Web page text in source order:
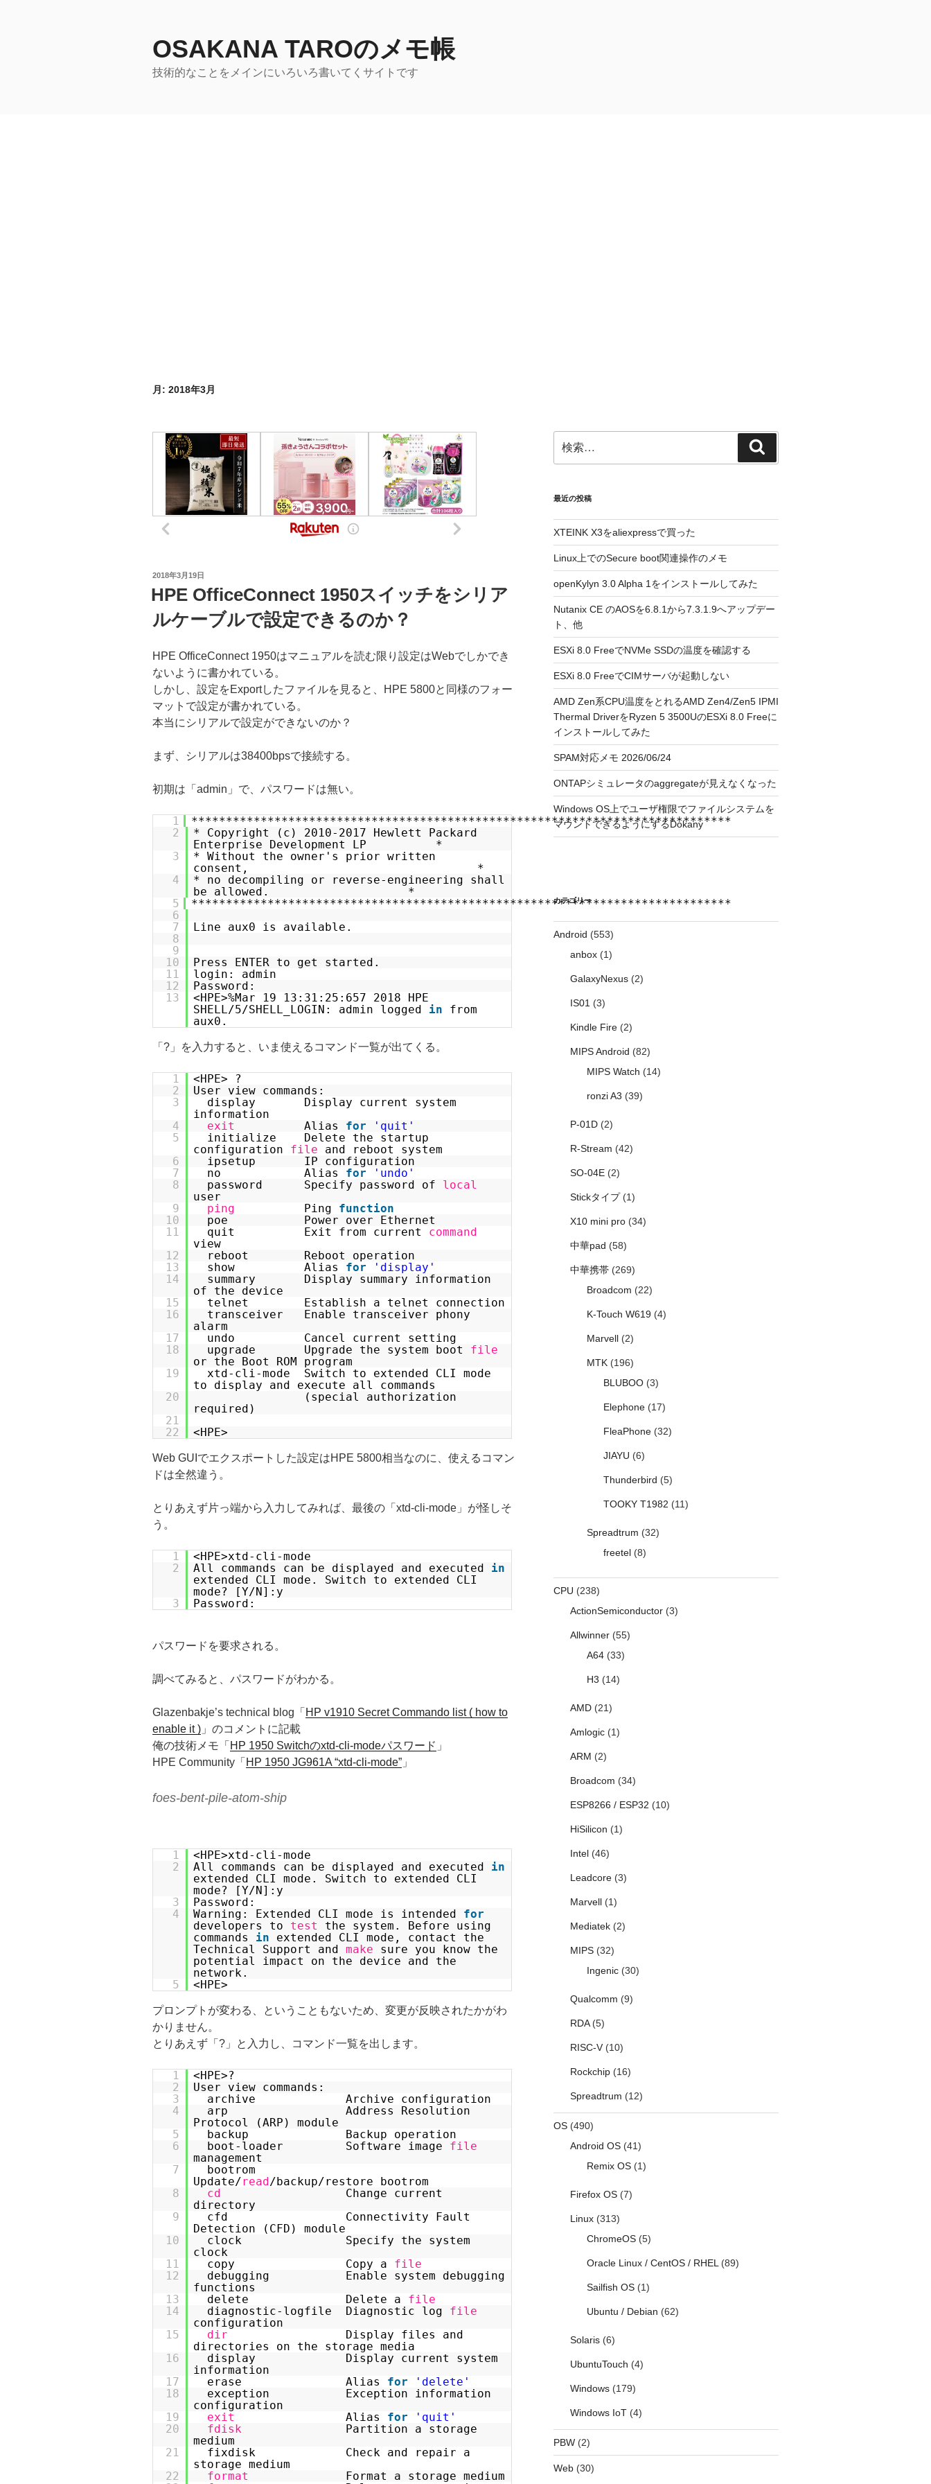
OSAKANA TAROのメモ帳
技術的なことをメインにいろいろ書いてくサイトです
月: 2018年3月
投
日:
2018年3月19日
HPE OfficeConnect 1950スイッチをシリア
ルケーブルで設定できるのか？
HPE OfficeConnect 1950はマニュアルを読む限り設定はWebでしかでき
ないように書かれている。
しかし、設定をExportしたファイルを見ると、HPE 5800と同様のフォー
マットで設定が書かれている。
本当にシリアルで設定ができないのか？
まず、シリアルは38400bpsで接続する。
初期は「admin」で、パスワードは無い。
1
******************************************************************************
2
* Copyright (c) 2010-2017 Hewlett Packard
Enterprise Development LP *
3
* Without the owner's prior written
consent, *
4
* no decompiling or reverse-engineering shall
be allowed. *
5
******************************************************************************
6
7
Line aux0 is available.
8
9
10
Press ENTER to get started.
11
login: admin
12
Password:
13
<HPE>%Mar 19 13:31:25:657 2018 HPE
SHELL/5/SHELL_LOGIN: admin logged in
from
aux0.
「?」を入力すると、いま使えるコマンド一覧が出てくる。
1
<HPE> ?
2
User view commands:
3
display Display current system
information
4
exit Alias for
'quit'
5
initialize Delete the startup
configuration file
and reboot system
6
ipsetup IP configuration
7
no Alias for
'undo'
8
password Specify password of local
user
9
ping Ping function
10
poe Power over Ethernet
11
quit Exit from current command
view
12
reboot Reboot operation
13
show Alias for
'display'
14
summary Display summary information
of the device
15
telnet Establish a telnet connection
16
transceiver Enable transceiver phony
alarm
17
undo Cancel current setting
18
upgrade Upgrade the system boot file
or the Boot ROM program
19
xtd-cli-mode Switch to extended CLI mode
to display and execute all commands
20
(special authorization
required)
21
22
<HPE>
Web GUIでエクスポートした設定はHPE 5800相当なのに、使えるコマン
ドは全然違う。
とりあえず片っ端から入力してみれば、最後の「xtd-cli-mode」が怪しそ
う。
1
<HPE>xtd-cli-mode
2
All commands can be displayed and executed in
extended CLI mode. Switch to extended CLI
mode? [Y/N]:y
3
Password:
パスワードを要求される。
調べてみると、パスワードがわかる。
Glazenbakje’s technical blog「 HP v1910 Secret Commando list ( how to
enable it ) 」のコメントに記載
俺の技術メモ「 HP 1950 Switchのxtd-cli-modeパスワード 」
HPE Community「 HP 1950 JG961A “xtd-cli-mode” 」
foes-bent-pile-atom-ship
1
<HPE>xtd-cli-mode
2
All commands can be displayed and executed in
extended CLI mode. Switch to extended CLI
mode? [Y/N]:y
3
Password:
4
Warning: Extended CLI mode is intended for
developers to test
the system. Before using
commands in
extended CLI mode, contact the
Technical Support and make
sure you know the
potential impact on the device and the
network.
5
<HPE>
プロンプトが変わる、ということもないため、変更が反映されたかがわ
かりません。
とりあえず「?」と入力し、コマンド一覧を出します。
1
<HPE>?
2
User view commands:
3
archive Archive configuration
4
arp Address Resolution
Protocol (ARP) module
5
backup Backup operation
6
boot-loader Software image file
management
7
bootrom
Update/read /backup/restore bootrom
8
cd
Change current
directory
9
cfd Connectivity Fault
Detection (CFD) module
10
clock Specify the system
clock
11
copy Copy a file
12
debugging Enable system debugging
functions
13
delete Delete a file
14
diagnostic-logfile Diagnostic log file
configuration
15
dir
Display files and
directories on the storage media
16
display Display current system
information
17
erase Alias for
'delete'
18
exception Exception information
configuration
19
exit Alias for
'quit'
20
fdisk
Partition a storage
medium
21
fixdisk Check and repair a
storage medium
22
format
Format a storage medium
索:
索
最近の投稿
XTEINK X3をaliexpressで買った
Linux上でのSecure boot関連操作のメモ
openKylyn 3.0 Alpha 1をインストールしてみた
Nutanix CE のAOSを6.8.1から7.3.1.9へアップデー
ト、他
ESXi 8.0 FreeでNVMe SSDの温度を確認する
ESXi 8.0 FreeでCIMサーバが起動しない
AMD Zen系CPU温度をとれるAMD Zen4/Zen5 IPMI
Thermal DriverをRyzen 5 3500UのESXi 8.0 Freeに
インストールしてみた
SPAM対応メモ 2026/06/24
ONTAPシミュレータのaggregateが見えなくなった
Windows OS上でユーザ権限でファイルシステムを
マウントできるようにするDokany
カテゴリー
Android (553)
anbox(1)
GalaxyNexus(2)
IS01 (3)
Kindle Fire(2)
MIPS Android (82)
MIPS Watch (14)
ronzi A3 (39)
P-01D(2)
R-Stream (42)
SO-04E(2)
Stickタイプ(1)
X10 mini pro(34)
中華pad (58)
中華携帯(269)
Broadcom (22)
K-Touch W619(4)
Marvell(2)
MTK(196)
BLUBOO(3)
Elephone(17)
FleaPhone(32)
JIAYU (6)
Thunderbird (5)
TOOKY T1982 (11)
Spreadtrum (32)
freetel(8)
CPU (238)
ActionSemiconductor(3)
Allwinner(55)
A64(33)
H3 (14)
AMD(21)
Amlogic(1)
ARM (2)
Broadcom (34)
ESP8266 / ESP32 (10)
HiSilicon (1)
Intel(46)
Leadcore(3)
Marvell(1)
Mediatek(2)
MIPS(32)
Ingenic(30)
Qualcomm (9)
RDA(5)
RISC-V(10)
Rockchip(16)
Spreadtrum (12)
OS(490)
Android OS(41)
Remix OS(1)
Firefox OS(7)
Linux(313)
ChromeOS(5)
Oracle Linux / CentOS / RHEL (89)
Sailfish OS(1)
Ubuntu / Debian (62)
Solaris(6)
UbuntuTouch (4)
Windows(179)
Windows IoT(4)
PBW(2)
Web(30)